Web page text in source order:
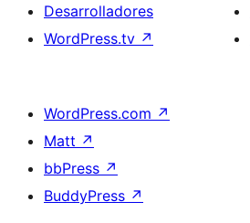
Desarrolladores
WordPress.tv ↗
WordPress.com ↗
Matt ↗
bbPress ↗
BuddyPress ↗